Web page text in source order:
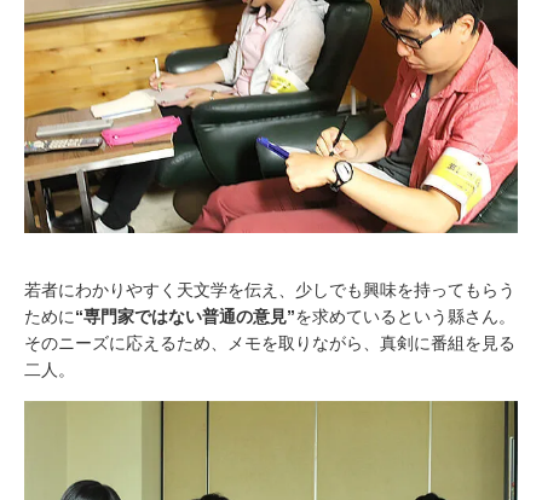
若者にわかりやすく天文学を伝え、少しでも興味を持ってもらう
ために“専門家ではない普通の意見”を求めているという縣さん。
そのニーズに応えるため、メモを取りながら、真剣に番組を見る
二人。